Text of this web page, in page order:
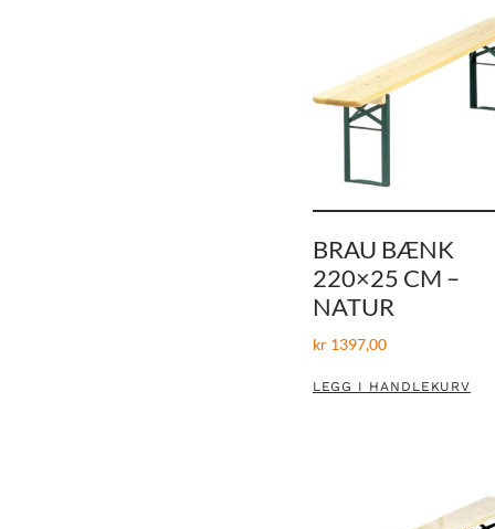
BRAU BÆNK
220×25 CM –
NATUR
kr1397,00
LEGG I HANDLEKURV